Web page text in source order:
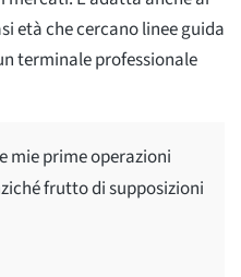
età che cercano linee guida
terminale professionale
mie prime operazioni
frutto di supposizioni